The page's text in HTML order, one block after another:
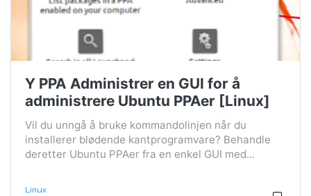
Y PPA Administrer en GUI for å
administrere Ubuntu PPAer [Linux]
Vil du unngå å bruke kommandolinjen når du
installerer blødende kantprogramvare? Behandle
deretter Ubuntu PPAer fra en enkel GUI med...
Linux